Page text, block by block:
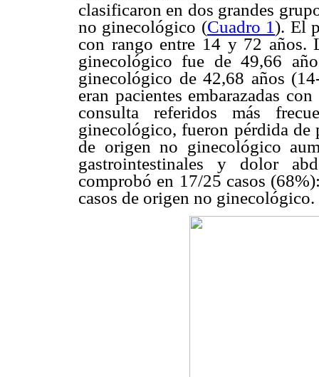
clasificaron en dos grandes
no ginecológico (Cuadro 1). El
con rango entre 14 y 72 años.
ginecológico fue de 49,66
ginecológico de 42,68 años
eran pacientes embarazadas
consulta referidos más
ginecológico, fueron pérdida
de origen no ginecológico
gastrointestinales y dolor
comprobó en 17/25 casos
casos de origen no ginecológico.